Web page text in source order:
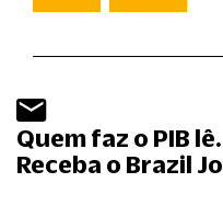
Quem faz o PIB lê.
Receba o Brazil